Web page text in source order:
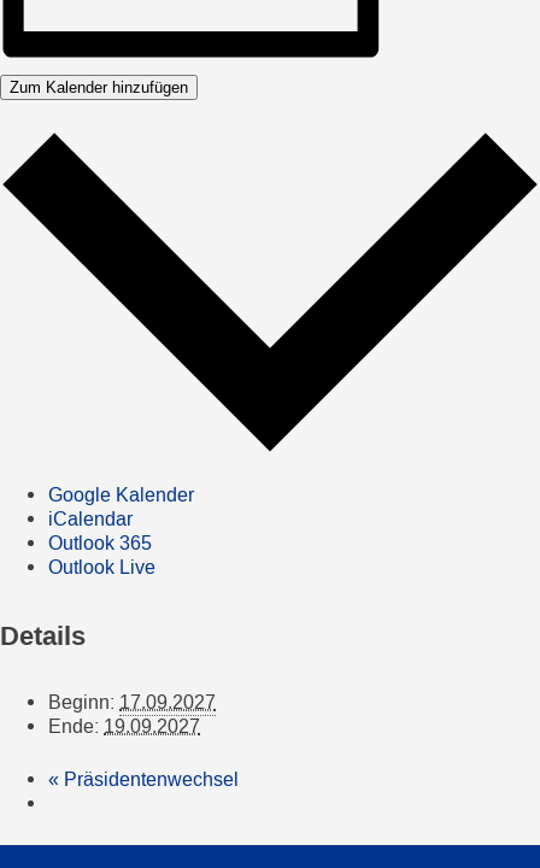
Zum Kalender hinzufügen
Google Kalender
iCalendar
Outlook 365
Outlook Live
Details
Beginn: 17.09.2027
Ende: 19.09.2027
« Präsidentenwechsel